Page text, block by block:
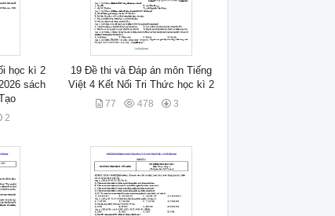
học kì 2
sách
2
19 Đề thi và Đáp án môn Tiếng
Việt 4 Kết Nối Tri Thức học kì 2
77 478 3